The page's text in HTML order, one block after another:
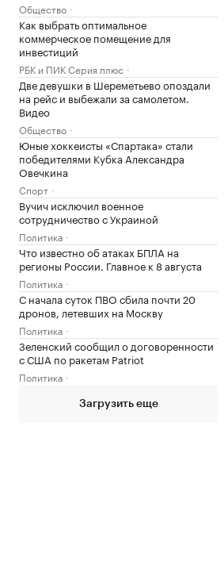
Общество
Как выбрать оптимальное
коммерческое помещение для
инвестиций
РБК и ПИК Серия плюс
Две девушки в Шереметьево опоздали
на рейс и выбежали за самолетом.
Видео
Общество
Юные хоккеисты «Спартака» стали
победителями Кубка Александра
Овечкина
Спорт
Вучич исключил военное
сотрудничество с Украиной
Политика
Что известно об атаках БПЛА на
регионы России. Главное к 8 августа
Политика
С начала суток ПВО сбила почти 20
дронов, летевших на Москву
Политика
Зеленский сообщил о договоренности
с США по ракетам Patriot
Политика
Загрузить еще